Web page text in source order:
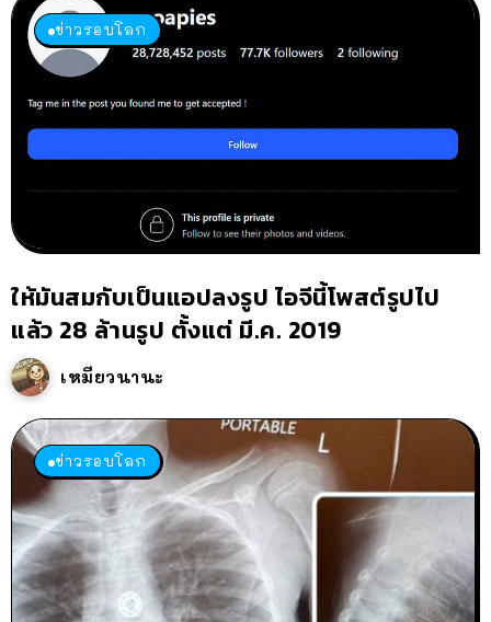
ข่าวรอบโลก
ให้มันสมกับเป็นแอปลงรูป ไอจีนี้โพสต์รูปไป
แล้ว 28 ล้านรูป ตั้งแต่ มี.ค. 2019
เหมียวนานะ
ข่าวรอบโลก